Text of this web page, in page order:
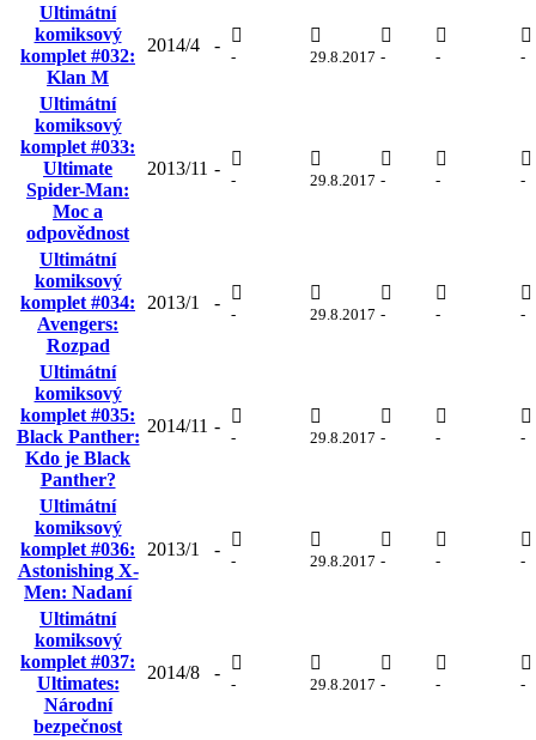
Ultimátní
komiksový
komplet #032:
Klan M
2014/4 -
- 29.8.2017 - - -
Ultimátní
komiksový
komplet #033:
Ultimate
Spider-Man:
Moc a
odpovědnost
2013/11 -
- 29.8.2017 - - -
Ultimátní
komiksový
komplet #034:
Avengers:
Rozpad
2013/1 -
- 29.8.2017 - - -
Ultimátní
komiksový
komplet #035:
Black Panther:
Kdo je Black
Panther?
2014/11 -
- 29.8.2017 - - -
Ultimátní
komiksový
komplet #036:
Astonishing X-
Men: Nadaní
2013/1 -
- 29.8.2017 - - -
Ultimátní
komiksový
komplet #037:
Ultimates:
Národní
bezpečnost
2014/8 -
- 29.8.2017 - - -